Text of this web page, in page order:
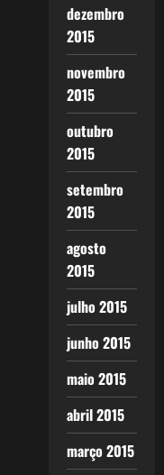
dezembro
2015
novembro
2015
outubro
2015
setembro
2015
agosto
2015
julho 2015
junho 2015
maio 2015
abril 2015
março 2015